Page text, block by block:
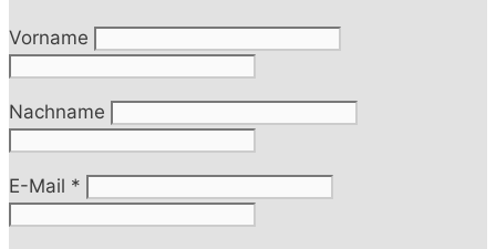
Vorname
Nachname
E-Mail *